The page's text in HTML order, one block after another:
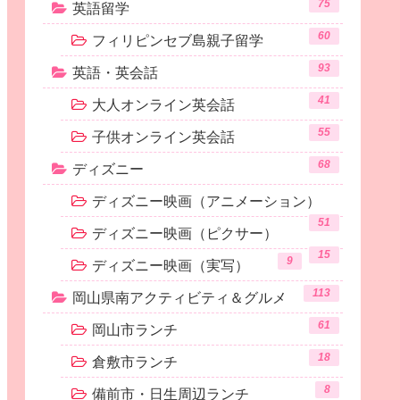
英語留学 75
フィリピンセブ島親子留学 60
英語・英会話 93
大人オンライン英会話 41
子供オンライン英会話 55
ディズニー 68
ディズニー映画（アニメーション）
51
ディズニー映画（ピクサー）
15
ディズニー映画（実写） 9
岡山県南アクティビティ＆グルメ 113
岡山市ランチ 61
倉敷市ランチ 18
備前市・日生周辺ランチ 8